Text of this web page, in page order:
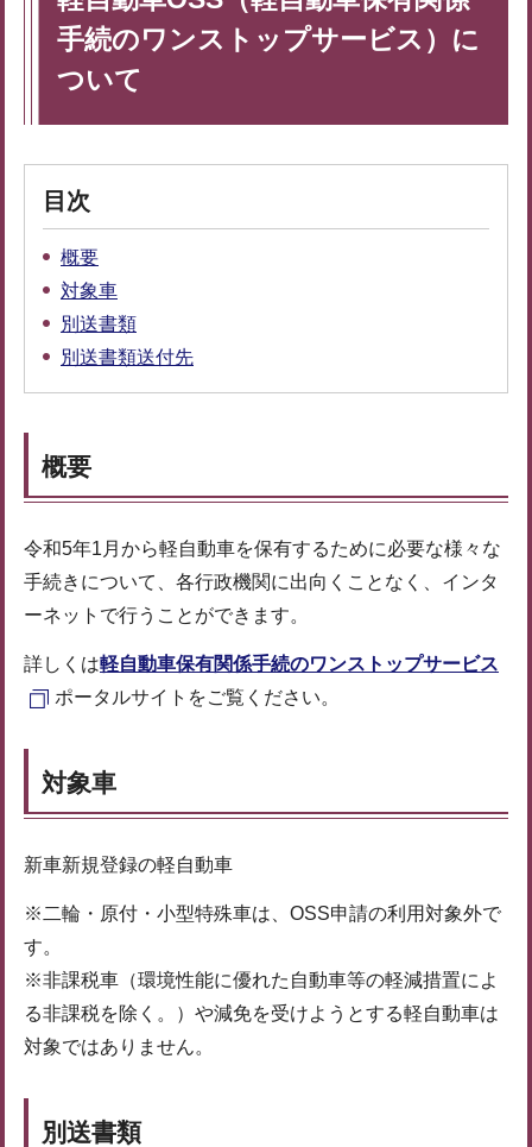
手続のワンストップサービス）に
ついて
目次
概要
対象車
別送書類
別送書類送付先
概要
令和5年1月から軽自動車を保有するために必要な様々な
手続きについて、各行政機関に出向くことなく、インタ
ーネットで行うことができます。
詳しくは軽自動車保有関係手続のワンストップサービス
ポータルサイトをご覧ください。
対象車
新車新規登録の軽自動車
※二輪・原付・小型特殊車は、OSS申請の利用対象外で
す。
※非課税車（環境性能に優れた自動車等の軽減措置によ
る非課税を除く。）や減免を受けようとする軽自動車は
対象ではありません。
別送書類